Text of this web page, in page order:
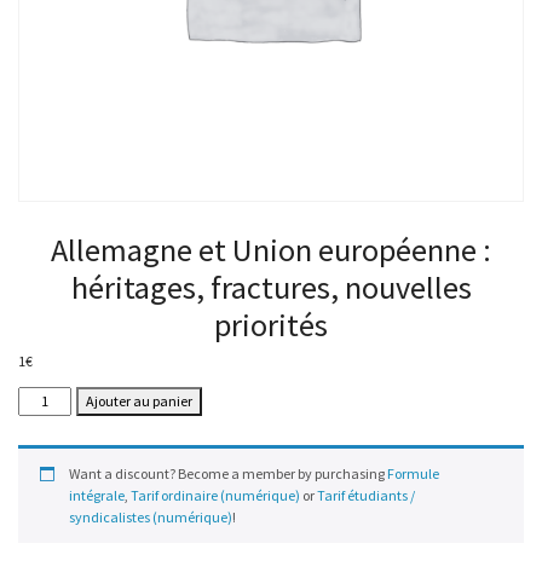
Allemagne et Union européenne :
héritages, fractures, nouvelles
priorités
1€
quantité
de
Union
européenne
Ajouter au panier
Want a discount? Become a member by purchasing Formule
intégrale, Tarif ordinaire (numérique) orTarif étudiants /
syndicalistes (numérique)!